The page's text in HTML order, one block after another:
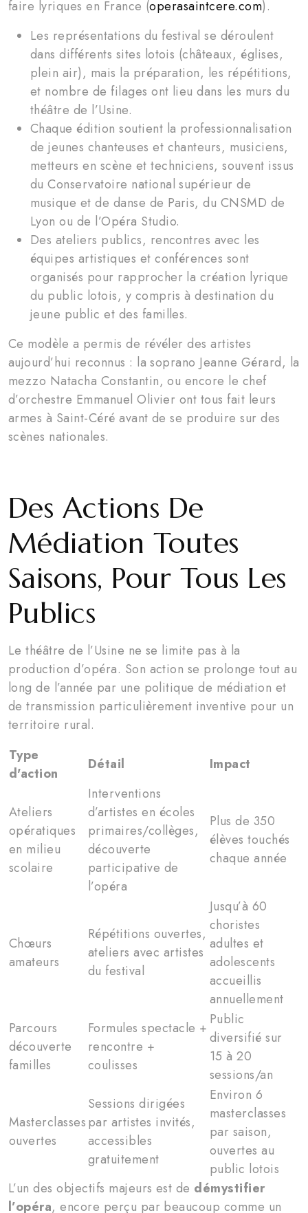
faire lyriques en France (operasaintcere.com).
Les représentations du festival se déroulent
dans différents sites lotois (châteaux, églises,
plein air), mais la préparation, les répétitions,
et nombre de filages ont lieu dans les murs du
théâtre de l’Usine.
Chaque édition soutient la professionnalisation
de jeunes chanteuses et chanteurs, musiciens,
metteurs en scène et techniciens, souvent issus
du Conservatoire national supérieur de
musique et de danse de Paris, du CNSMD de
Lyon ou de l’Opéra Studio.
Des ateliers publics, rencontres avec les
équipes artistiques et conférences sont
organisés pour rapprocher la création lyrique
du public lotois, y compris à destination du
jeune public et des familles.
Ce modèle a permis de révéler des artistes
aujourd’hui reconnus : la soprano Jeanne Gérard, la
mezzo Natacha Constantin, ou encore le chef
d’orchestre Emmanuel Olivier ont tous fait leurs
armes à Saint-Céré avant de se produire sur des
scènes nationales.
Des Actions De
Médiation Toutes
Saisons, Pour Tous Les
Publics
Le théâtre de l’Usine ne se limite pas à la
production d’opéra. Son action se prolonge tout au
long de l’année par une politique de médiation et
de transmission particulièrement inventive pour un
territoire rural.
Type
d'action
Détail Impact
Ateliers
opératiques
en milieu
scolaire
Interventions
d’artistes en écoles
primaires/collèges,
découverte
participative de
l’opéra
Plus de 350
élèves touchés
chaque année
Chœurs
amateurs
Répétitions ouvertes,
ateliers avec artistes
du festival
Jusqu’à 60
choristes
adultes et
adolescents
accueillis
annuellement
Parcours
découverte
familles
Formules spectacle +
rencontre +
coulisses
Public
diversifié sur
15 à 20
sessions/an
Masterclasses
ouvertes
Sessions dirigées
par artistes invités,
accessibles
gratuitement
Environ 6
masterclasses
par saison,
ouvertes au
public lotois
L’un des objectifs majeurs est de démystifier
l’opéra, encore perçu par beaucoup comme un